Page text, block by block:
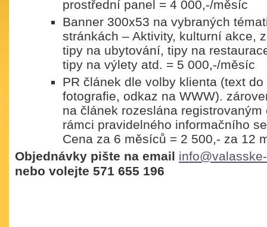
prostřední panel = 4 000,-/měsíc
Banner 300x53 na vybraných
stránkách – Aktivity, kulturní akce,
tipy na ubytování, tipy na
tipy na výlety atd. = 5 000,-/měsíc
PR článek dle volby klienta (text
fotografie, odkaz na WWW).
na článek rozeslána registrovaným
rámci pravidelného informačního
Cena za 6 měsíců = 2 500,- za 12
Objednávky pište na email
nebo volejte 571 655 196